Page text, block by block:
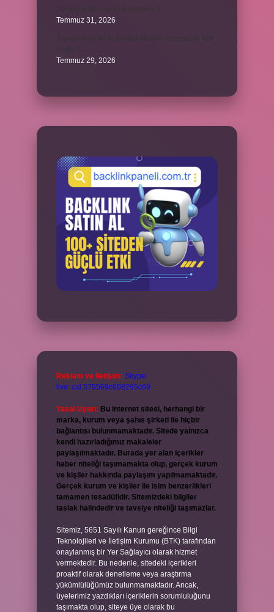
Temmuz 31, 2026
Temmuz 29, 2026
Reklam ve İletişim: Skype:
live:.cid.575569c608265c69
Yasal Uyarı: Bu internet sitesi, herhangi bir
marka, kurum veya şahıs şirketi ile hiçbir
bağlantısı bulunmamaktadır. Sitede yalnızca
kendi hazırladığımız makaleler
paylaşılmaktadır. Burada yer alan içerikler
haber niteliği taşımamakta olup, gerçek kurum
ve kişiler hakkında paylaşım yapılmamaktadır.
Gerçek kurum ve kişiler ile isim benzerlikleri
tamamen tesadüfidir. Sitemizdeki bilgiler
taslak halindedir ve tavsiye niteliği taşımazlar.
Sitemiz, 5651 Sayılı Kanun gereğince Bilgi
Teknolojileri ve İletişim Kurumu (BTK) tarafından
onaylanmış bir Yer Sağlayıcı olarak hizmet
vermektedir. Bu nedenle, sitedeki içerikleri
proaktif olarak denetleme veya araştırma
yükümlülüğümüz bulunmamaktadır. Ancak,
üyelerimiz yazdıkları içeriklerin sorumluluğunu
taşımakta olup, siteye üye olarak bu